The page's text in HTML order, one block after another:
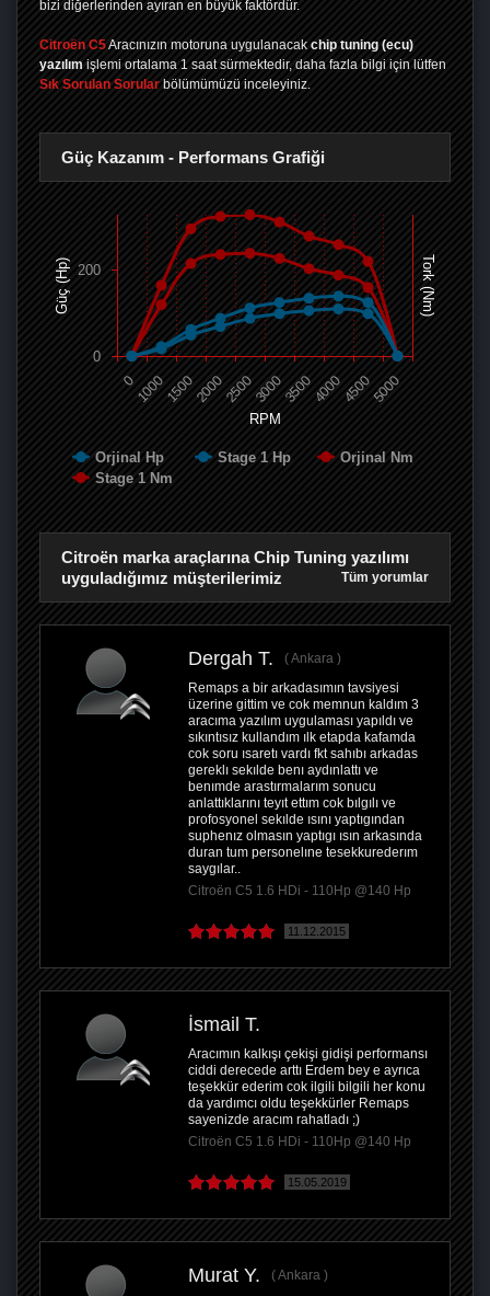
bizi diğerlerinden ayıran en büyük faktördür.
Citroën C5Aracınızın motoruna uygulanacak chip tuning (ecu)
yazılım işlemi ortalama 1 saat sürmektedir, daha fazla bilgi için lütfen
Sık Sorulan Sorular bölümümüzü inceleyiniz.
Güç Kazanım - Performans Grafiği
RPM
Güç (Hp) Tork (Nm)
Orjinal Hp Stage 1 Hp
Orjinal Nm
Stage 1 Nm
0 100015002000250030003500400045005000
0
200
Citroën marka araçlarına Chip Tuning yazılımı
uyguladığımız müşterilerimiz
Tüm yorumlar
Dergah T.
Ankara
Remaps a bir arkadasımın tavsiyesi
üzerine gittim ve cok memnun kaldım 3
aracıma yazılım uygulaması yapıldı ve
sıkıntısız kullandım ılk etapda kafamda
cok soru ısaretı vardı fkt sahıbı arkadas
gereklı sekılde benı aydınlattı ve
benımde arastırmalarım sonucu
anlattıklarını teyıt ettım cok bılgılı ve
profosyonel sekılde ısını yaptıgından
suphenız olmasın yaptıgı ısın arkasında
duran tum personelıne tesekkurederım
saygılar..
Citroën C5 1.6 HDi - 110Hp @140 Hp
11.12.2015
İsmail T.
Aracımın kalkışı çekişi gidişi performansı
ciddi derecede arttı Erdem bey e ayrıca
teşekkür ederim cok ilgili bilgili her konu
da yardımcı oldu teşekkürler Remaps
sayenizde aracım rahatladı ;)
Citroën C5 1.6 HDi - 110Hp @140 Hp
15.05.2019
Murat Y.
Ankara